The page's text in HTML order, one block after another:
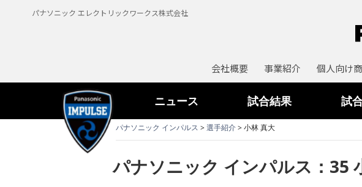
パナソニック エレクトリックワークス株式会社
会社概要 事業紹介 個人向け
ニュース 試合結果 試
パナソニック インパルス >選手紹介> 小林 真大
パナソニック インパルス：35